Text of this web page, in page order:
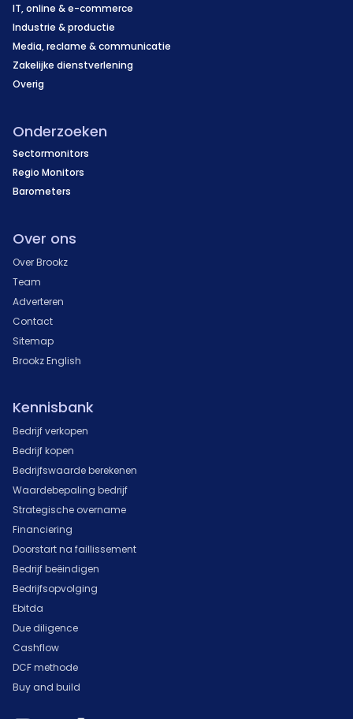
IT, online & e-commerce
Industrie & productie
Media, reclame & communicatie
Zakelijke dienstverlening
Overig
Onderzoeken
Sectormonitors
Regio Monitors
Barometers
Over ons
Over Brookz
Team
Adverteren
Contact
Sitemap
Brookz English
Kennisbank
Bedrijf verkopen
Bedrijf kopen
Bedrijfswaarde berekenen
Waardebepaling bedrijf
Strategische overname
Financiering
Doorstart na faillissement
Bedrijf beëindigen
Bedrijfsopvolging
Ebitda
Due diligence
Cashflow
DCF methode
Buy and build